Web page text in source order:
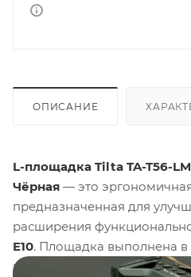
ОПИСАНИЕ
L-площадка Tilta TA-T56-
Чёрная — это
предназначенная для
расширения
E10. Площадка выполнена
позволяет быстро